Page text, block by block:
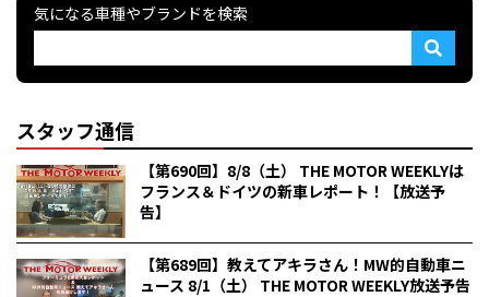
気になる車種やブランドを検索
スタッフ通信
【第690回】8/8（土） THE MOTOR WEEKLYは
フランス＆ドイツの新車レポート！【放送予
告】
【第689回】教えてアキラさん！MW的自動車ニ
ュース 8/1（土） THE MOTOR WEEKLY放送予告